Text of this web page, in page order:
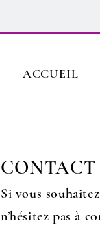
ACCUEIL
CONTACT
Si vous
n’hésitez pas à